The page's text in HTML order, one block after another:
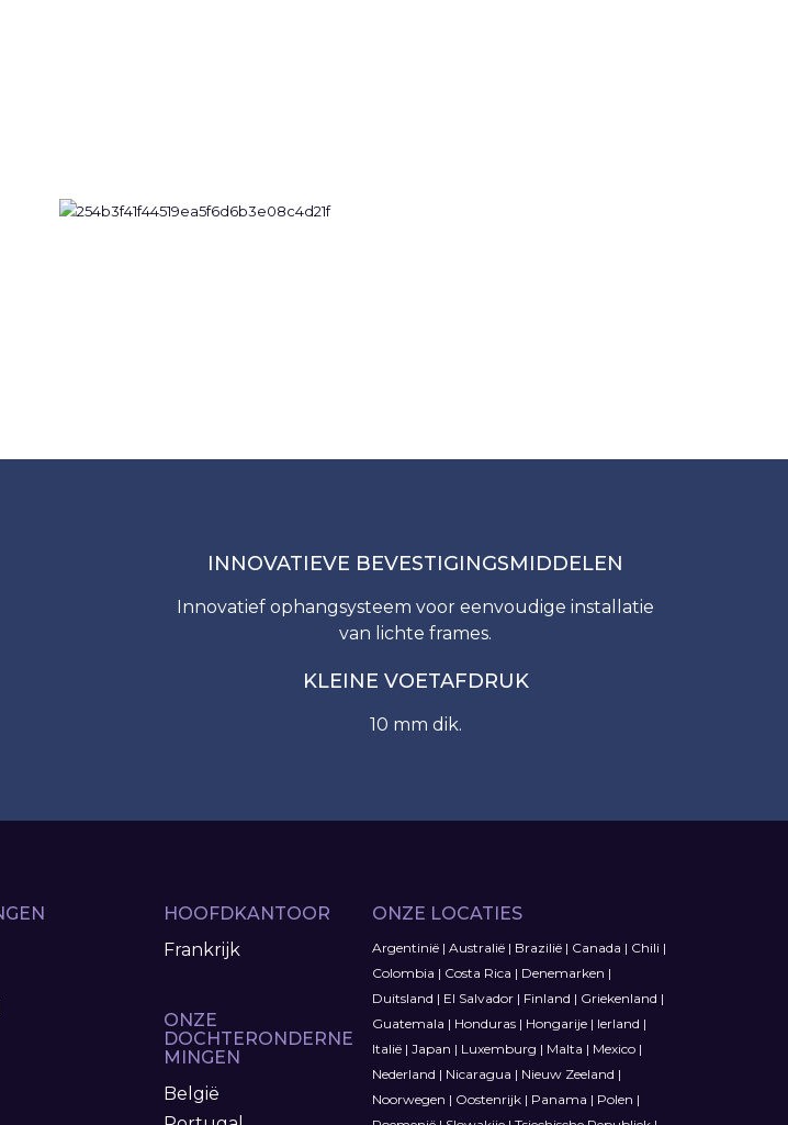
INNOVATIEVE BEVESTIGINGSMIDDELEN
Innovatief ophangsysteem voor eenvoudige installatie
van lichte frames.
KLEINE VOETAFDRUK
10 mm dik.
HOOFDKANTOOR
Frankrijk
ONZE
DOCHTERONDERNE
MINGEN
België
ONZE LOCATIES
Argentinië| Australië| Brazilië| Canada | Chili |
Colombia | Costa Rica | Denemarken |
Duitsland | El Salvador| Finland | Griekenland |
Guatemala | Honduras| Hongarije| Ierland |
Italië| Japan | Luxemburg | Malta | Mexico|
Nederland | Nicaragua | Nieuw Zeeland |
Noorwegen | Oostenrijk| Panama | Polen |